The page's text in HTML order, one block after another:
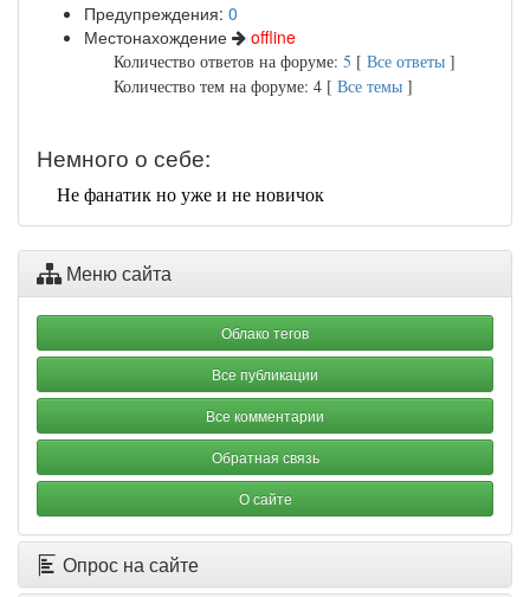
Предупреждения: 0
Местонахождение
offline
Количество ответов на форуме: 5 [ Все ответы ]
Количество тем на форуме: 4 [ Все темы ]
Немного о себе:
Не фанатик но уже и не новичок
Меню сайта
Облако тегов
Все публикации
Все комментарии
Обратная связь
О сайте
Опрос на сайте